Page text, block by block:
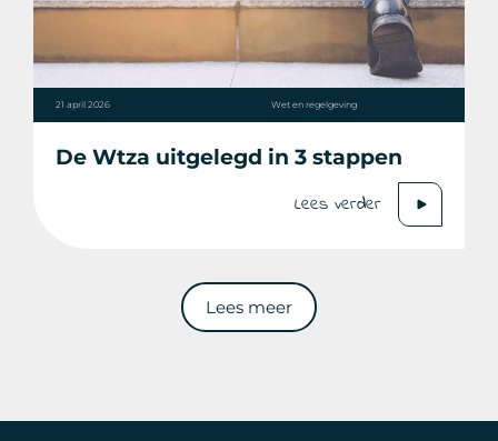
21 april 2026 Wet en regelgeving
De Wtza uitgelegd in 3 stappen
Lees verder
Lees meer